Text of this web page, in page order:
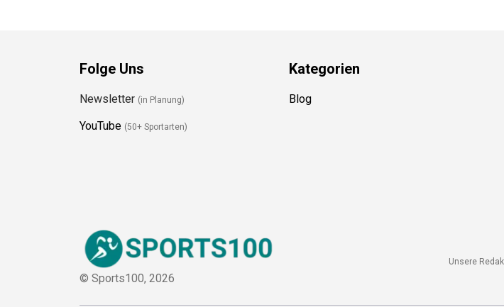
Folge Uns
Newsletter (in Planung)
YouTube (50+ Sportarten)
Kategorien
Blog
© Sports100, 2026
Unsere